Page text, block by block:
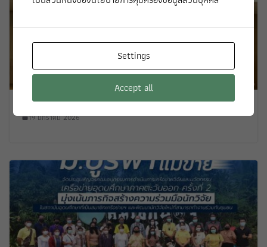
19 มกราคม 2026
Settings
Accept all